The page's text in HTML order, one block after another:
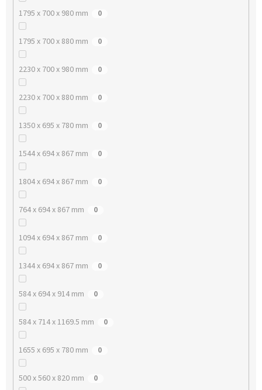
1795 x 700 x 980 mm 0
1795 x 700 x 880 mm 0
2230 x 700 x 980 mm 0
2230 x 700 x 880 mm 0
1350 x 695 x 780 mm 0
1544 x 694 x 867 mm 0
1804 x 694 x 867 mm 0
764 x 694 x 867 mm 0
1094 x 694 x 867 mm 0
1344 x 694 x 867 mm 0
584 x 694 x 914 mm 0
584 x 714 x 1169.5 mm 0
1655 x 695 x 780 mm 0
500 x 560 x 820 mm 0